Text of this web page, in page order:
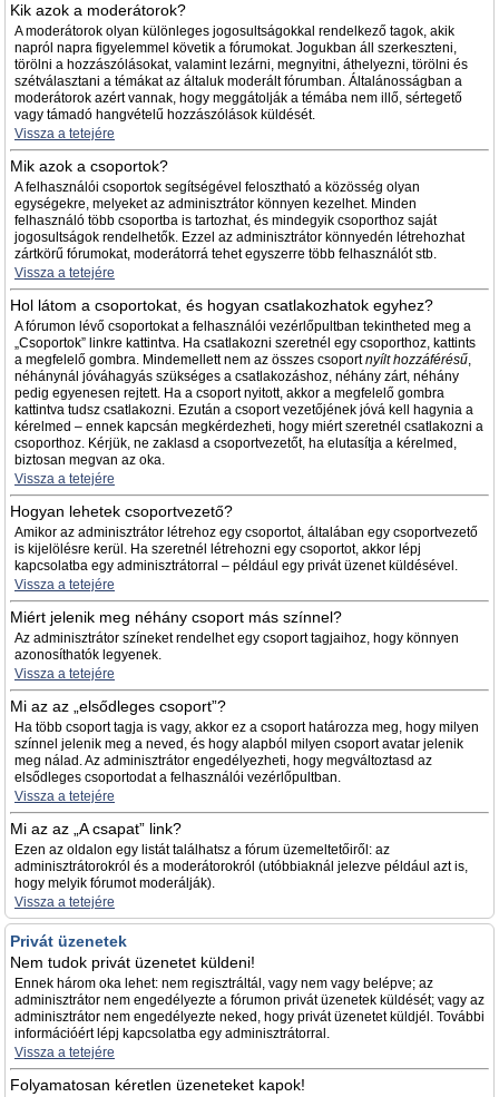
Kik azok a moderátorok?
A moderátorok olyan különleges jogosultságokkal rendelkező tagok, akik
napról napra figyelemmel követik a fórumokat. Jogukban áll szerkeszteni,
törölni a hozzászólásokat, valamint lezárni, megnyitni, áthelyezni, törölni és
szétválasztani a témákat az általuk moderált fórumban. Általánosságban a
moderátorok azért vannak, hogy meggátolják a témába nem illő, sértegető
vagy támadó hangvételű hozzászólások küldését.
Vissza a tetejére
Mik azok a csoportok?
A felhasználói csoportok segítségével felosztható a közösség olyan
egységekre, melyeket az adminisztrátor könnyen kezelhet. Minden
felhasználó több csoportba is tartozhat, és mindegyik csoporthoz saját
jogosultságok rendelhetők. Ezzel az adminisztrátor könnyedén létrehozhat
zártkörű fórumokat, moderátorrá tehet egyszerre több felhasználót stb.
Vissza a tetejére
Hol látom a csoportokat, és hogyan csatlakozhatok egyhez?
A fórumon lévő csoportokat a felhasználói vezérlőpultban tekintheted meg a
„Csoportok” linkre kattintva. Ha csatlakozni szeretnél egy csoporthoz, kattints
a megfelelő gombra. Mindemellett nem az összes csoportnyílt hozzáférésű,
néhánynál jóváhagyás szükséges a csatlakozáshoz, néhány zárt, néhány
pedig egyenesen rejtett. Ha a csoport nyitott, akkor a megfelelő gombra
kattintva tudsz csatlakozni. Ezután a csoport vezetőjének jóvá kell hagynia a
kérelmed – ennek kapcsán megkérdezheti, hogy miért szeretnél csatlakozni a
csoporthoz. Kérjük, ne zaklasd a csoportvezetőt, ha elutasítja a kérelmed,
biztosan megvan az oka.
Vissza a tetejére
Hogyan lehetek csoportvezető?
Amikor az adminisztrátor létrehoz egy csoportot, általában egy csoportvezető
is kijelölésre kerül. Ha szeretnél létrehozni egy csoportot, akkor lépj
kapcsolatba egy adminisztrátorral – például egy privát üzenet küldésével.
Vissza a tetejére
Miért jelenik meg néhány csoport más színnel?
Az adminisztrátor színeket rendelhet egy csoport tagjaihoz, hogy könnyen
azonosíthatók legyenek.
Vissza a tetejére
Mi az az „elsődleges csoport”?
Ha több csoport tagja is vagy, akkor ez a csoport határozza meg, hogy milyen
színnel jelenik meg a neved, és hogy alapból milyen csoport avatar jelenik
meg nálad. Az adminisztrátor engedélyezheti, hogy megváltoztasd az
elsődleges csoportodat a felhasználói vezérlőpultban.
Vissza a tetejére
Mi az az „A csapat” link?
Ezen az oldalon egy listát találhatsz a fórum üzemeltetőiről: az
adminisztrátorokról és a moderátorokról (utóbbiaknál jelezve például azt is,
hogy melyik fórumot moderálják).
Vissza a tetejére
Privát üzenetek
Nem tudok privát üzenetet küldeni!
Ennek három oka lehet: nem regisztráltál, vagy nem vagy belépve; az
adminisztrátor nem engedélyezte a fórumon privát üzenetek küldését; vagy az
adminisztrátor nem engedélyezte neked, hogy privát üzenetet küldjél. További
információért lépj kapcsolatba egy adminisztrátorral.
Vissza a tetejére
Folyamatosan kéretlen üzeneteket kapok!